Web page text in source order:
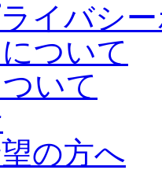
イバシ
ついて
いて
の方へ